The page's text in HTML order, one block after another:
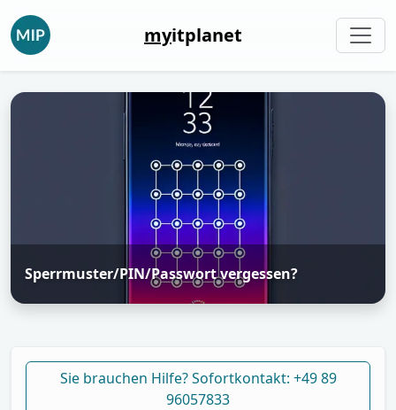
myitplanet
Sperrmuster/PIN/Passwort vergessen?
Sie brauchen Hilfe? Sofortkontakt: +49 89
96057833